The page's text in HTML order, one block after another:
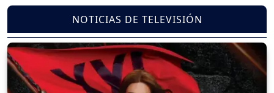
NOTICIAS DE TELEVISIÓN